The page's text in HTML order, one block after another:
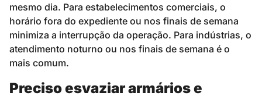
mesmo dia. Para estabelecimentos comerciais, o
horário fora do expediente ou nos finais de semana
minimiza a interrupção da operação. Para indústrias, o
atendimento noturno ou nos finais de semana é o
mais comum.
Preciso esvaziar armários e